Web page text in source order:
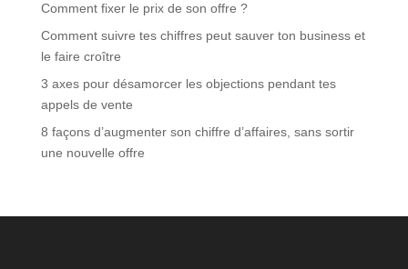
Comment fixer le prix de son offre ?
Comment suivre tes chiffres peut sauver ton business et
le faire croître
3 axes pour désamorcer les objections pendant tes
appels de vente
8 façons d’augmenter son chiffre d’affaires, sans sortir
une nouvelle offre